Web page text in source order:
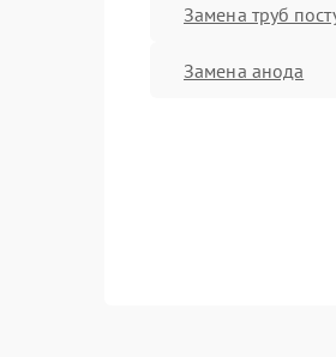
Замена труб
Замена анода